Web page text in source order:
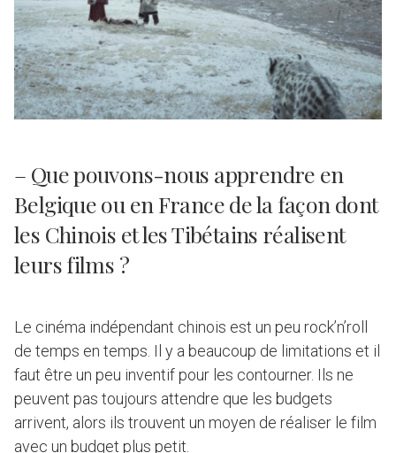
– Que pouvons-nous apprendre en
Belgique ou en France de la façon dont
les Chinois et les Tibétains réalisent
leurs films ?
Le cinéma indépendant chinois est un peu rock’n’roll
de temps en temps. Il y a beaucoup de limitations et il
faut être un peu inventif pour les contourner. Ils ne
peuvent pas toujours attendre que les budgets
arrivent, alors ils trouvent un moyen de réaliser le film
avec un budget plus petit.